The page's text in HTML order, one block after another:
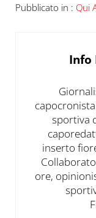
Pubblicato in : Qui
Info
sportiva
inserto
ore,